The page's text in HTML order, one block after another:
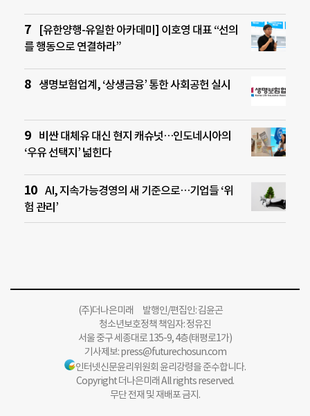
[유한양행-유일한 아카데미] 이호영 대표 “선의
를 행동으로 연결하라”
생명보험업계, ‘상생금융’ 통한 사회공헌 실시
비싼 대체유 대신 현지 캐슈넛…인도네시아의
‘우유 선택지’ 넓힌다
AI, 지속가능경영의 새 기준으로…기업들 ‘위
험 관리’
(주)더나은미래 발행인/편집인: 김윤곤
청소년보호정책 책임자: 정유진
서울 중구 세종대로 135-9, 4층(태평로1가)
기사제보:press@futurechosun.com
인터넷신문윤리위원회 윤리강령을 준수합니다.
Copyright 더나은미래 All rights reserved.
무단 전재 및 재배포 금지.